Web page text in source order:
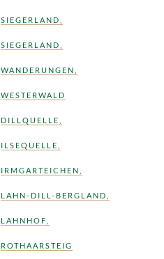
SIEGERLAND
SIEGERLAND
WANDERUNGEN
WESTERWALD
DILLQUELLE
ILSEQUELLE
IRMGARTEICHEN
LAHN-DILL-BERGLAND
LAHNHOF
ROTHAARSTEIG